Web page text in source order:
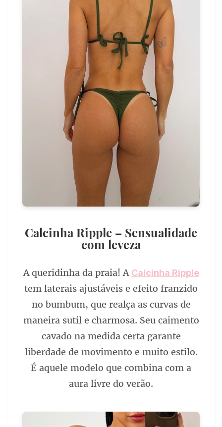
Calcinha Ripple – Sensualidade
com leveza
A queridinha da praia! A Calcinha Ripple
tem laterais ajustáveis e efeito franzido
no bumbum, que realça as curvas de
maneira sutil e charmosa. Seu caimento
cavado na medida certa garante
liberdade de movimento e muito estilo.
É aquele modelo que combina com a
aura livre do verão.